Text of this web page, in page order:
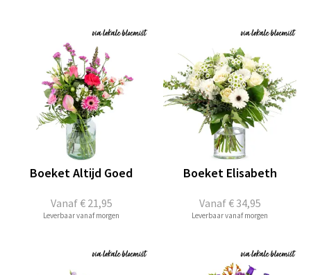
Vanaf€ 21,95
Boeket Altijd Goed
Leverbaar vanaf morgen
Vanaf€ 34,95
Boeket Elisabeth
Leverbaar vanaf morgen